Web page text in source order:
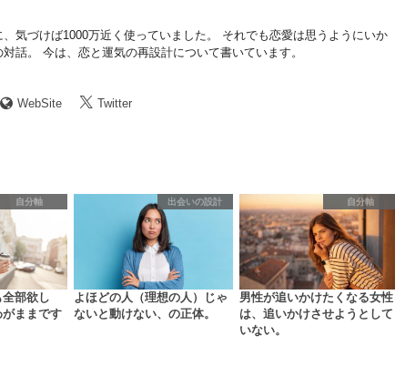
気づけば1000万近く使っていました。 それでも恋愛は思うようにいか
話。 今は、恋と運気の再設計について書いています。
WebSite Twitter
自分軸
部欲し
ままです
出会いの設計
よほどの人（理想の人）じゃ
ないと動けない、の正体。
自分軸
男性が追いかけたくなる女性
は、追いかけさせようとして
いない。